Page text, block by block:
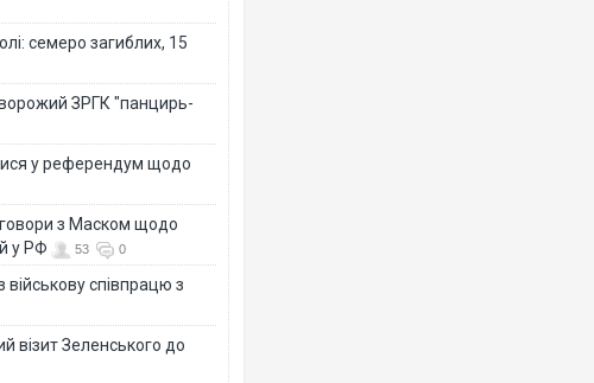
семеро загиблих, 15
ЗРГК "панцирь-
у референдум щодо
з Маском щодо
у РФ
53 0
співпрацю з
візит Зеленського до